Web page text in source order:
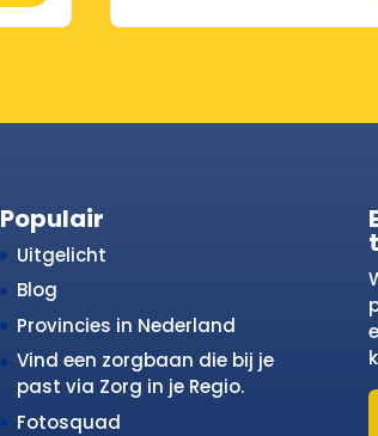
Populair
Uitgelicht
Blog
Provincies in Nederland
Vind een zorgbaan die bij je
past via Zorg in je Regio.
Fotosquad